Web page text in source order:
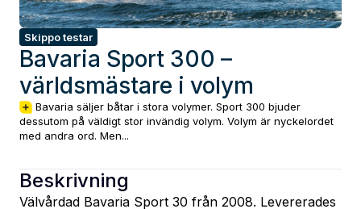
Skippo testar
Bavaria Sport 300 –
världsmästare i volym
Bavaria säljer båtar i stora volymer. Sport 300 bjuder
dessutom på väldigt stor invändig volym. Volym är nyckelordet
med andra ord. Men...
Beskrivning
Välvårdad Bavaria Sport 30 från 2008. Levererades